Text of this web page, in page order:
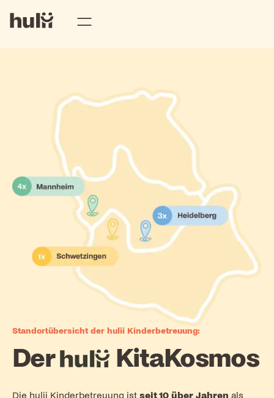
Standortübersicht der hulii Kinderbetreuung:
DerhuliiKitaKosmos
Die hulii Kinderbetreuung ist seit 10 über Jahren als